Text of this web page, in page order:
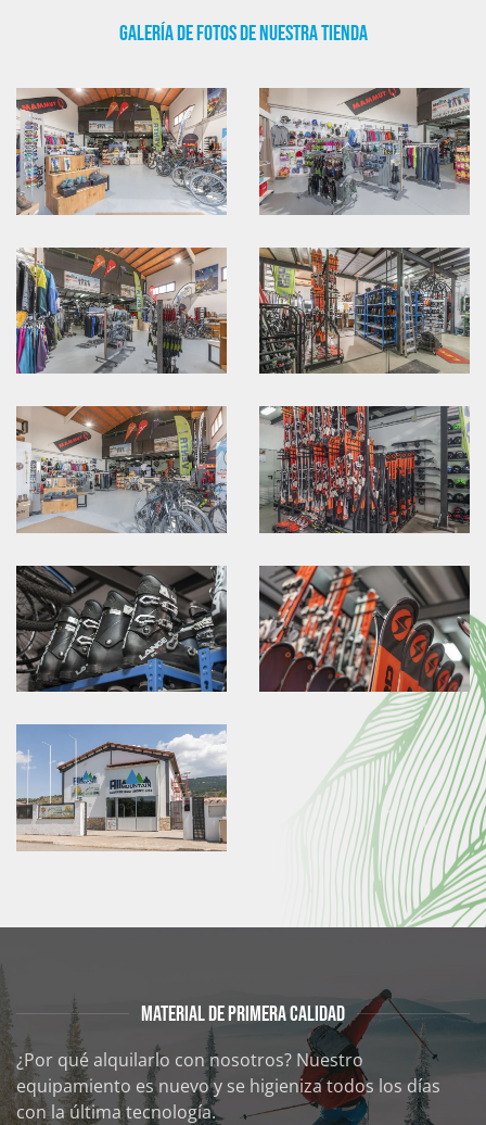
Galería de fotos de nuestra tienda
Material de primera calidad
¿Por qué alquilarlo con nosotros? Nuestro
equipamiento es nuevo y se higieniza todos los días
con la última tecnología.